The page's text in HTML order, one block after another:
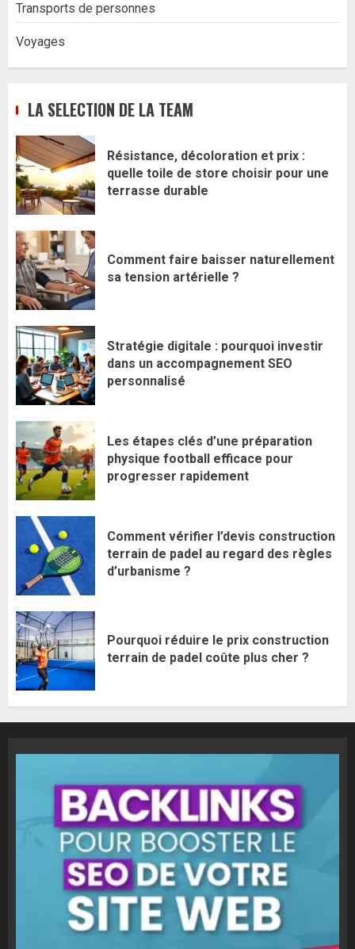
Transports de personnes
Voyages
LA SELECTION DE LA TEAM
Résistance, décoloration et prix :
quelle toile de store choisir pour une
terrasse durable
Comment faire baisser naturellement
sa tension artérielle ?
Stratégie digitale : pourquoi investir
dans un accompagnement SEO
personnalisé
Les étapes clés d’une préparation
physique football efficace pour
progresser rapidement
Comment vérifier l’devis construction
terrain de padel au regard des règles
d’urbanisme ?
Pourquoi réduire le prix construction
terrain de padel coûte plus cher ?